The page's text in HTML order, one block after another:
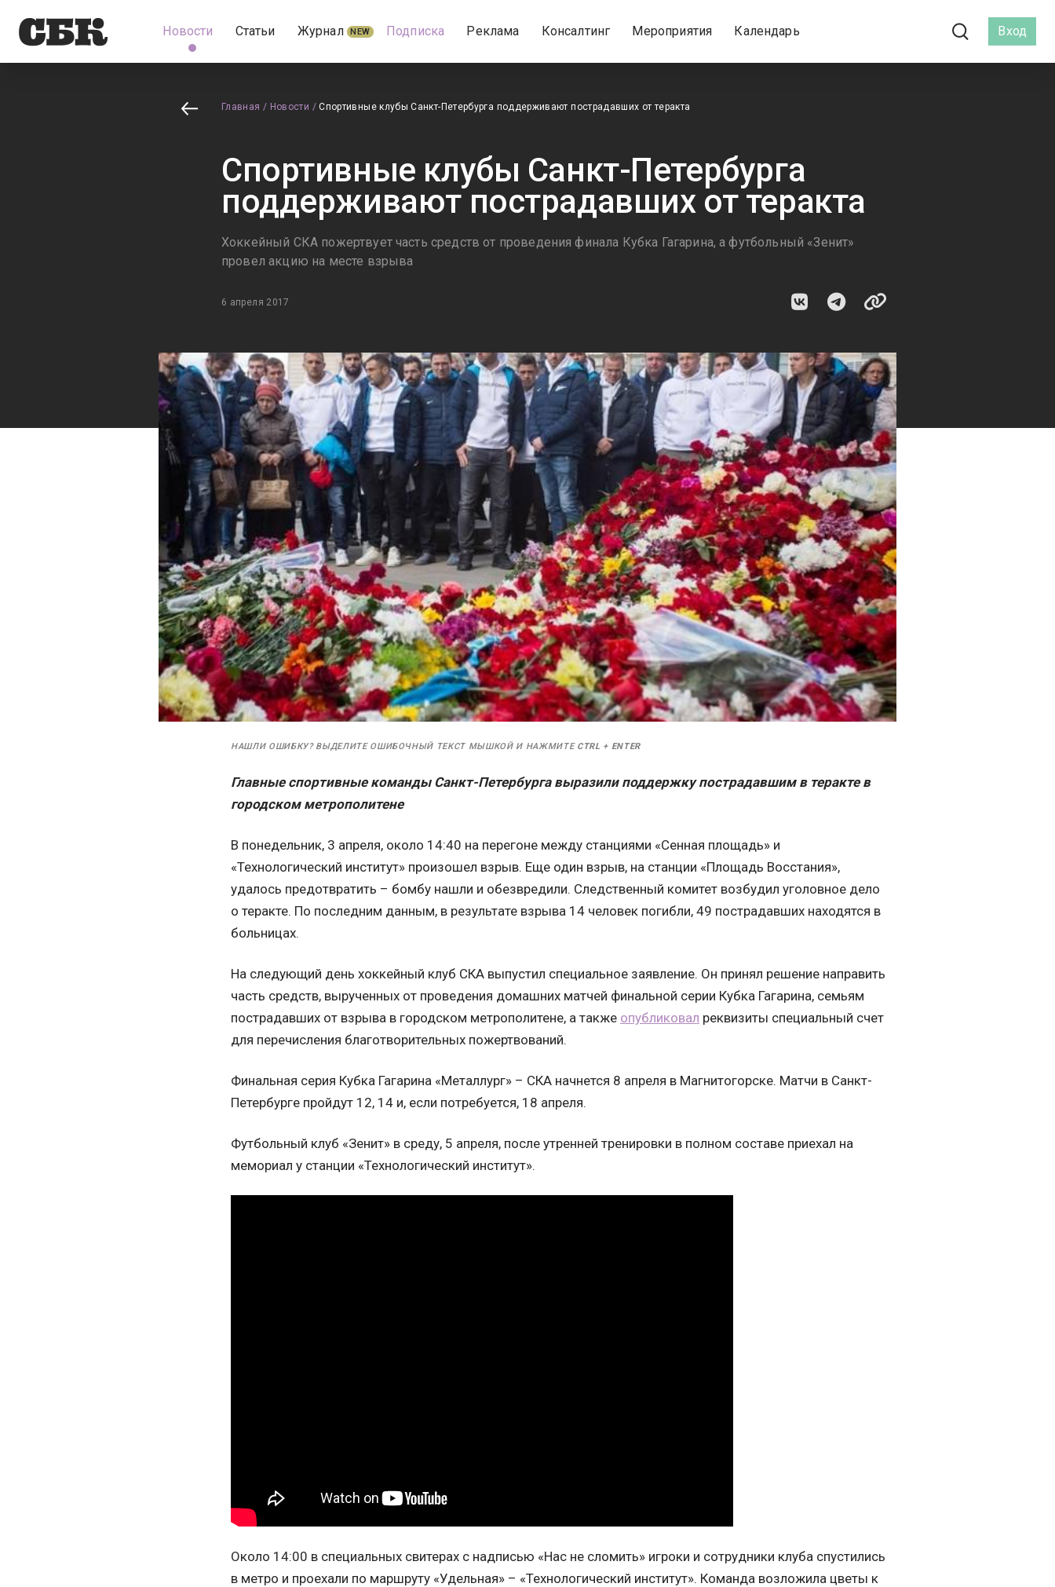
Новости Статьи Журнал NEW Подписка Реклама Консалтинг Мероприятия Календарь Вход
Главная / Новости / Спортивные клубы Санкт-Петербурга поддерживают пострадавших от теракта
Спортивные клубы Санкт-Петербурга
поддерживают пострадавших от теракта
Хоккейный СКА пожертвует часть средств от проведения финала Кубка Гагарина, а футбольный «Зенит»
провел акцию на месте взрыва
6 апреля 2017
НАШЛИ ОШИБКУ? ВЫДЕЛИТЕ ОШИБОЧНЫЙ ТЕКСТ МЫШКОЙ И НАЖМИТЕ CTRL + ENTER
Главные спортивные команды Санкт-Петербурга выразили поддержку пострадавшим в теракте в
городском метрополитене
В понедельник, 3 апреля, около 14:40 на перегоне между станциями «Сенная площадь» и
«Технологический институт» произошел взрыв. Еще один взрыв, на станции «Площадь Восстания»,
удалось предотвратить – бомбу нашли и обезвредили. Следственный комитет возбудил уголовное дело
о теракте. По последним данным, в результате взрыва 14 человек погибли, 49 пострадавших находятся в
больницах.
На следующий день хоккейный клуб СКА выпустил специальное заявление. Он принял решение направить
часть средств, вырученных от проведения домашних матчей финальной серии Кубка Гагарина, семьям
пострадавших от взрыва в городском метрополитене, а также опубликовал реквизиты специальный счет
для перечисления благотворительных пожертвований.
Финальная серия Кубка Гагарина «Металлург» – СКА начнется 8 апреля в Магнитогорске. Матчи в Санкт-
Петербурге пройдут 12, 14 и, если потребуется, 18 апреля.
Футбольный клуб «Зенит» в среду, 5 апреля, после утренней тренировки в полном составе приехал на
мемориал у станции «Технологический институт».
Около 14:00 в специальных свитерах с надписью «Нас не сломить» игроки и сотрудники клуба спустились
в метро и проехали по маршруту «Удельная» – «Технологический институт». Команда возложила цветы к